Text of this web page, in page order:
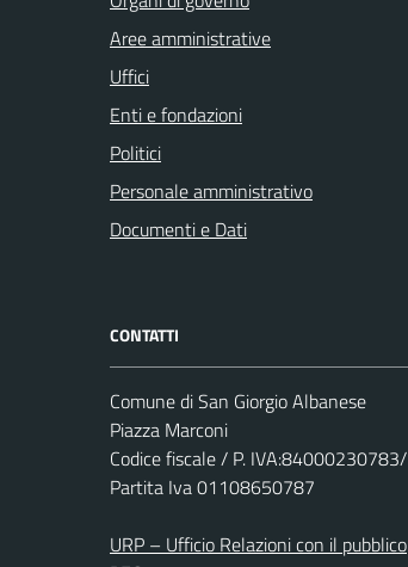
Aree amministrative
Uffici
Enti e fondazioni
Politici
Personale amministrativo
Documenti e Dati
CONTATTI
Comune di San Giorgio Albanese
Piazza Marconi
Codice fiscale / P. IVA:84000230783/
Partita Iva 01108650787
URP – Ufficio Relazioni con il pubblico